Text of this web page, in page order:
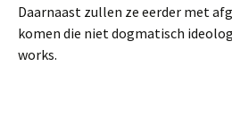
Daarnaast zullen ze eerder met
komen die niet dogmatisch
works.